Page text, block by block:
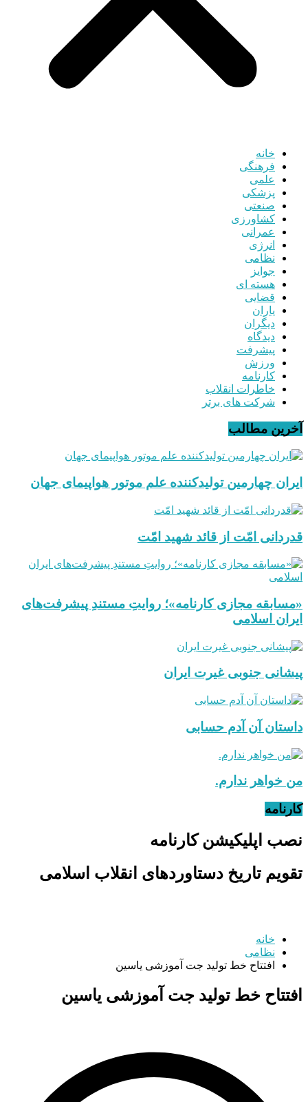
خانه
فرهنگی
علمی
پزشکی
صنعتی
کشاورزی
عمرانی
انرژی
نظامی
جوایز
هسته ای
قضایی
یاران
دیگران
دیدگاه
پیشرفت
ورزش
کارنامه
خاطرات انقلاب
شرکت های برتر
آخرین مطالب
ایران چهارمین تولیدکننده علم موتور هواپیمای جهان
قدردانی امّت از قائد شهید امّت
«مسابقه مجازی کارنامه»؛ روایتِ مستندِ پیشرفت‌های
ایران اسلامی
پیشانی جنوبی غیرت ایران
داستان آن آدم حسابی
من خواهر ندارم.
کارنامه
نصب اپلیکیشن کارنامه
تقویم تاریخ دستاوردهای انقلاب اسلامی
خانه
نظامی
افتتاح خط تولید جت آموزشی یاسین
افتتاح خط تولید جت آموزشی یاسین